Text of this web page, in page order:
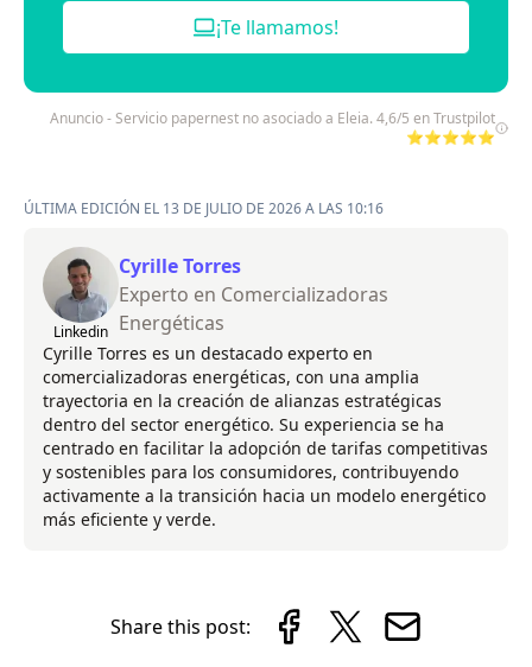
¡Te llamamos!
Anuncio - Servicio papernest no asociado a Eleia. 4,6/5 en Trustpilot
⭐⭐⭐⭐⭐
ÚLTIMA EDICIÓN EL 13 DE JULIO DE 2026 A LAS 10:16
Linkedin
Cyrille Torres
Experto en Comercializadoras
Energéticas
Cyrille Torres es un destacado experto en
comercializadoras energéticas, con una amplia
trayectoria en la creación de alianzas estratégicas
dentro del sector energético. Su experiencia se ha
centrado en facilitar la adopción de tarifas competitivas
y sostenibles para los consumidores, contribuyendo
activamente a la transición hacia un modelo energético
más eficiente y verde.
Share this post: